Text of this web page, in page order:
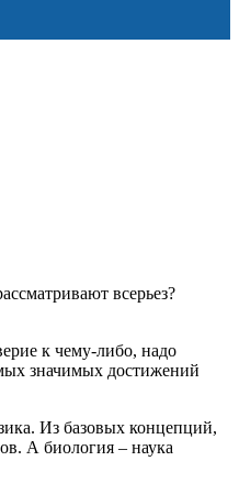
всерьез?
к чему-либо, надо
значимых достижений
Из базовых концепций,
А биология – наука